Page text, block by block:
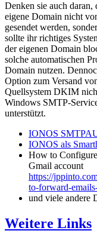
Denken sie auch daran,
eigene Domain nicht
gesendet werden,
sollte ihr richtiges
der eigenen Domain
solche automatischen
Domain nutzen.
Option zum Versand
Quellsystem DKIM
Windows SMTP-
unterstützt.
IONOS
IONOS als
How to
Gmail account
https://
to-forward-
und viele andere
Weitere Links